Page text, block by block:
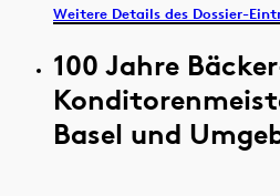
Weitere Details des Dossier-
100 Jahre
Basel und